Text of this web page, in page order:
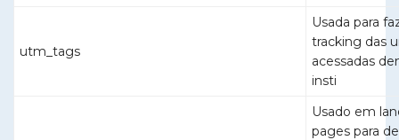
utm_tags
Usada para
tracking das
acessadas
insti
Usado em
pages para